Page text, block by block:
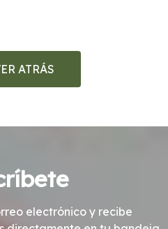
ATRÁS
electrónico y recibe